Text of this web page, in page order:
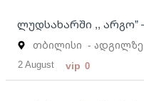
ლუდსახარში ,, არგო”
თბილისი - ადგილზე
2 August vip 0